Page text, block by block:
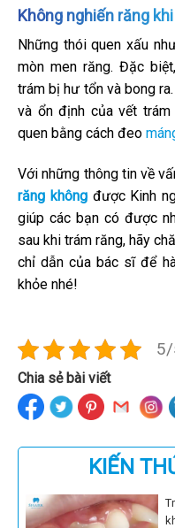
Không nghiến răng
Những thói quen xấu
mòn men răng. Đặc
trám bị hư tổn và bong
và ổn định của vết
quen bằng cách đeo
Với những thông tin về
răng khôngđược Kinh
giúp các bạn có được
sau khi trám răng, hãy
chỉ dẫn của bác sĩ để
khỏe nhé!
Chia sẻ bài viết
KIẾN